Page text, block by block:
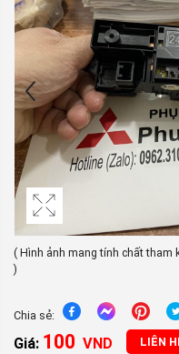
( Hình ảnh mang tính chất
)
Chia sẻ:
Giá: 100 VND LIÊN